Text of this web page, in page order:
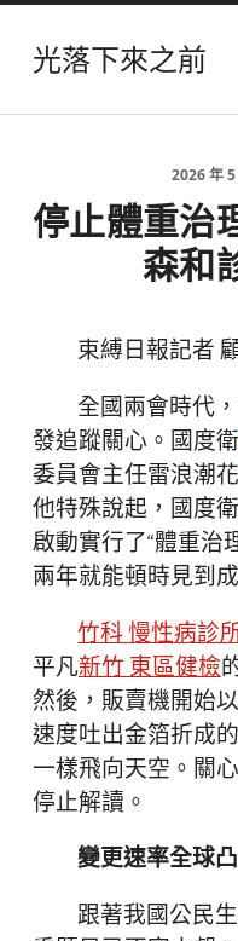
光落下來之前
2026 年
停止體重治
森和
束縛日報記者
全國兩會時代
發追蹤關心。國度衛
委員會主任雷浪潮
他特殊說起，國度
啟動實行了“體重治
兩年就能頓時見到
竹科 慢性病診
平凡新竹 東區健檢
然後，販賣機開始
速度吐出金箔折成
一樣飛向天空。關
停止解讀。
變更速率全球
跟著我國公民